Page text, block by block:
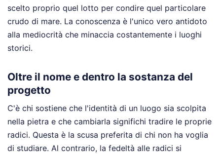
scelto proprio quel lotto per condire quel particolare
crudo di mare. La conoscenza è l'unico vero antidoto
alla mediocrità che minaccia costantemente i luoghi
storici.
Oltre il nome e dentro la sostanza del
progetto
C'è chi sostiene che l'identità di un luogo sia scolpita
nella pietra e che cambiarla significhi tradire le proprie
radici. Questa è la scusa preferita di chi non ha voglia
di studiare. Al contrario, la fedeltà alle radici si